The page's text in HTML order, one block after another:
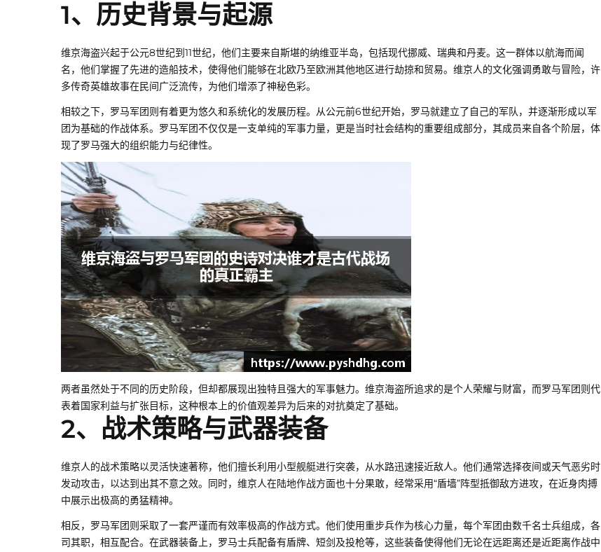
1、历史背景与起源
维京海盗兴起于公元8世纪到11世纪，他们主要来自斯堪的纳维亚半岛，包括现代挪威、瑞典和丹麦。这一群体以航海而闻
名，他们掌握了先进的造船技术，使得他们能够在北欧乃至欧洲其他地区进行劫掠和贸易。维京人的文化强调勇敢与冒险，许
多传奇英雄故事在民间广泛流传，为他们增添了神秘色彩。
相较之下，罗马军团则有着更为悠久和系统化的发展历程。从公元前6世纪开始，罗马就建立了自己的军队，并逐渐形成以军
团为基础的作战体系。罗马军团不仅仅是一支单纯的军事力量，更是当时社会结构的重要组成部分，其成员来自各个阶层，体
现了罗马强大的组织能力与纪律性。
两者虽然处于不同的历史阶段，但却都展现出独特且强大的军事魅力。维京海盗所追求的是个人荣耀与财富，而罗马军团则代
表着国家利益与扩张目标，这种根本上的价值观差异为后来的对抗奠定了基础。
2、战术策略与武器装备
维京人的战术策略以灵活快速著称，他们擅长利用小型舰艇进行突袭，从水路迅速接近敌人。他们通常选择夜间或天气恶劣时
发动攻击，以达到出其不意之效。同时，维京人在陆地作战方面也十分果敢，经常采用“盾墙”阵型抵御敌方进攻，在近身肉搏
中展示出极高的勇猛精神。
相反，罗马军团则采取了一套严谨而有效率极高的作战方式。他们使用重步兵作为核心力量，每个军团由数千名士兵组成，各
司其职，相互配合。在武器装备上，罗马士兵配备有盾牌、短剑及投枪等，这些装备使得他们无论在远距离还是近距离作战中